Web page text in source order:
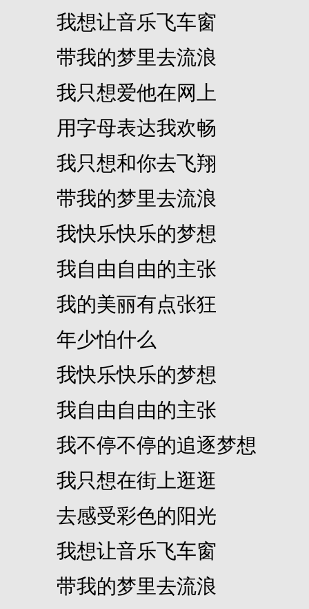
我想让音乐飞车窗
带我的梦里去流浪
我只想爱他在网上
用字母表达我欢畅
我只想和你去飞翔
带我的梦里去流浪
我快乐快乐的梦想
我自由自由的主张
我的美丽有点张狂
年少怕什么
我快乐快乐的梦想
我自由自由的主张
我不停不停的追逐梦想
我只想在街上逛逛
去感受彩色的阳光
我想让音乐飞车窗
带我的梦里去流浪